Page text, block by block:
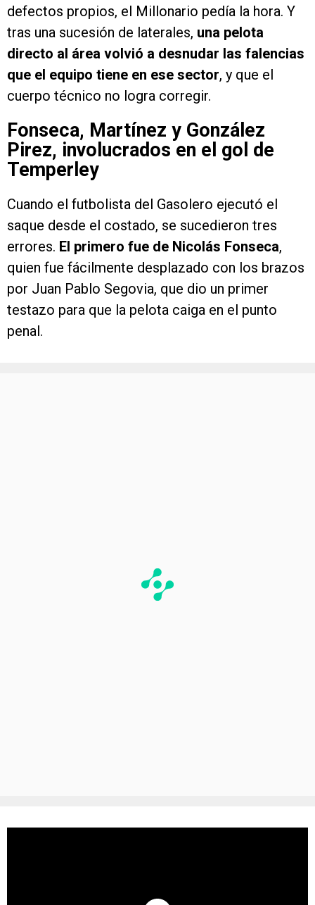
defectos propios, el Millonario pedía la hora. Y
tras una sucesión de laterales, una pelota
directo al área volvió a desnudar las falencias
que el equipo tiene en ese sector, y que el
cuerpo técnico no logra corregir.
Fonseca, Martínez y González
Pirez, involucrados en el gol de
Temperley
Cuando el futbolista del Gasolero ejecutó el
saque desde el costado, se sucedieron tres
errores. El primero fue de Nicolás Fonseca,
quien fue fácilmente desplazado con los brazos
por Juan Pablo Segovia, que dio un primer
testazo para que la pelota caiga en el punto
penal.